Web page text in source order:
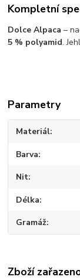
Kompletní
Dolce Alpaca –
5 % polyamid.
Parametry
Materiál
Barva
Nit
Délka
Gramáž
Zboží